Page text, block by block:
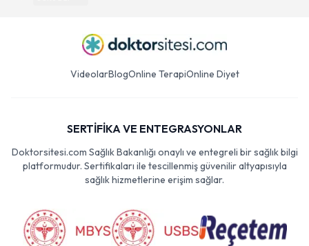
VideolarBlogOnline TerapiOnline Diyet
SERTİFİKA VE ENTEGRASYONLAR
Doktorsitesi.com Sağlık Bakanlığı onaylı ve entegreli bir sağlık bilgi
platformudur. Sertifikaları ile tescillenmiş güvenilir altyapısıyla
sağlık hizmetlerine erişim sağlar.